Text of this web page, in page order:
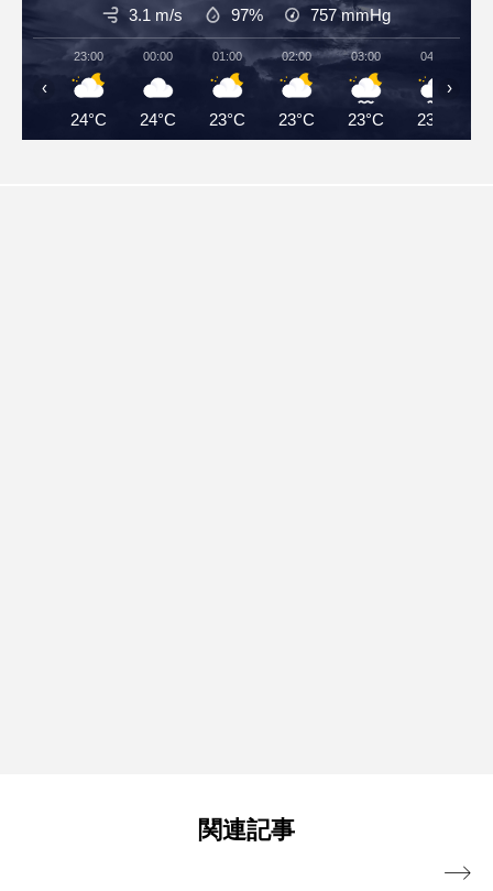
3.1 m/s 97% 757mmHg
23:00
24°C
00:00
24°C
01:00
23°C
02:00
23°C
03:00
23°C
04:00
23°C
‹ ›
関連記事
